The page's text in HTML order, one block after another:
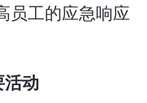
员工的应急响应
活动